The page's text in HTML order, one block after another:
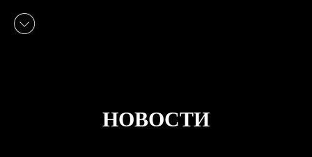
НОВОСТИ